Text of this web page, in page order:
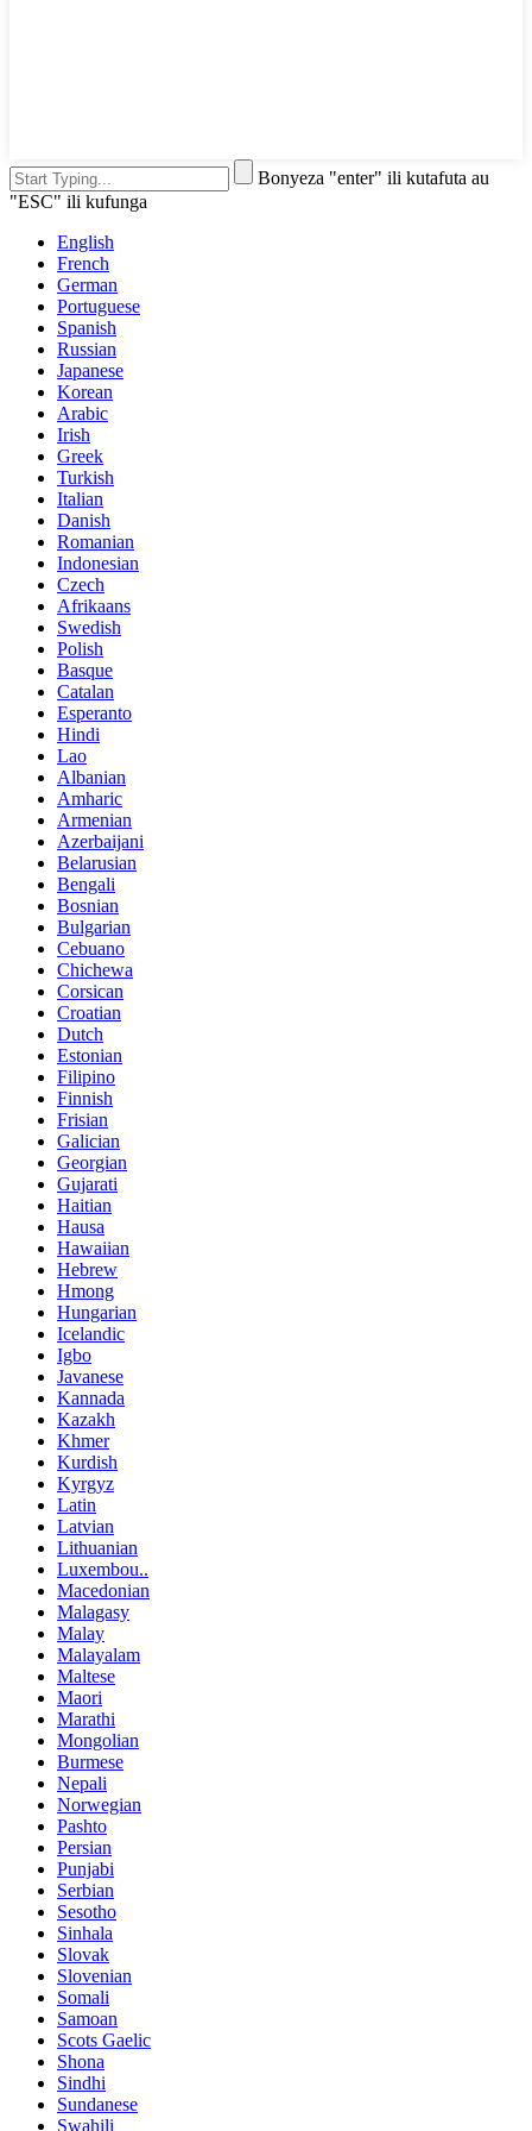
Bonyeza "enter" ili kutafuta au
"ESC" ili kufunga
English
French
German
Portuguese
Spanish
Russian
Japanese
Korean
Arabic
Irish
Greek
Turkish
Italian
Danish
Romanian
Indonesian
Czech
Afrikaans
Swedish
Polish
Basque
Catalan
Esperanto
Hindi
Lao
Albanian
Amharic
Armenian
Azerbaijani
Belarusian
Bengali
Bosnian
Bulgarian
Cebuano
Chichewa
Corsican
Croatian
Dutch
Estonian
Filipino
Finnish
Frisian
Galician
Georgian
Gujarati
Haitian
Hausa
Hawaiian
Hebrew
Hmong
Hungarian
Icelandic
Igbo
Javanese
Kannada
Kazakh
Khmer
Kurdish
Kyrgyz
Latin
Latvian
Lithuanian
Luxembou..
Macedonian
Malagasy
Malay
Malayalam
Maltese
Maori
Marathi
Mongolian
Burmese
Nepali
Norwegian
Pashto
Persian
Punjabi
Serbian
Sesotho
Sinhala
Slovak
Slovenian
Somali
Samoan
Scots Gaelic
Shona
Sindhi
Sundanese
Swahili